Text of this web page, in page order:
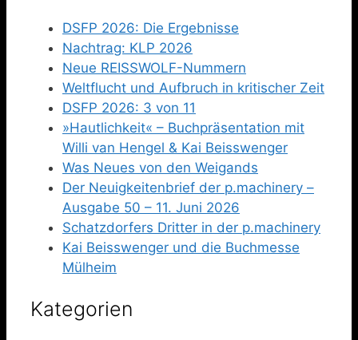
DSFP 2026: Die Ergebnisse
Nachtrag: KLP 2026
Neue REISSWOLF-Nummern
Weltflucht und Aufbruch in kritischer Zeit
DSFP 2026: 3 von 11
»Hautlichkeit« – Buchpräsentation mit
Willi van Hengel & Kai Beisswenger
Was Neues von den Weigands
Der Neuigkeitenbrief der p.machinery –
Ausgabe 50 – 11. Juni 2026
Schatzdorfers Dritter in der p.machinery
Kai Beisswenger und die Buchmesse
Mülheim
Kategorien